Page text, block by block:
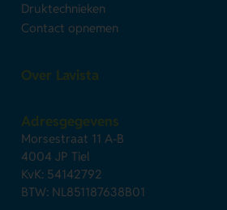
Druktechnieken
Contact opnemen
Over Lavista
Adresgegevens
Morsestraat 11 A-B
4004 JP Tiel
KvK: 54142792
BTW: NL851187638B01